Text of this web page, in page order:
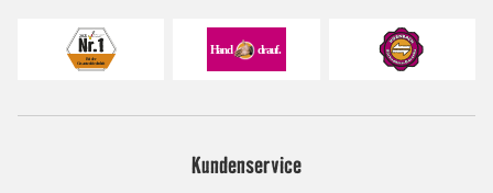
Kundenservice